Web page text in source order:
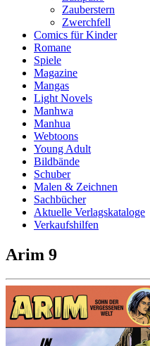
Zauberstern
Zwerchfell
Comics für Kinder
Romane
Spiele
Magazine
Mangas
Light Novels
Manhwa
Manhua
Webtoons
Young Adult
Bildbände
Schuber
Malen & Zeichnen
Sachbücher
Aktuelle Verlagskataloge
Verkaufshilfen
Arim 9